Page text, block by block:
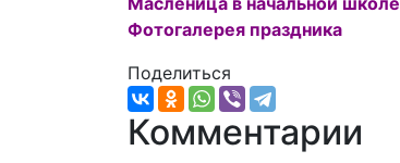
Фотогалерея праздника
Поделиться
Комментарии